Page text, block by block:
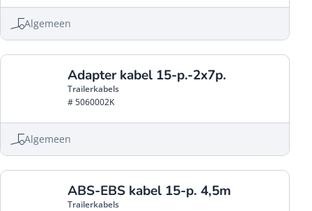
Algemeen
Adapter kabel 15-p.-2x7p.
Trailerkabels
# 5060002K
Algemeen
ABS-EBS kabel 15-p. 4,5m
Trailerkabels